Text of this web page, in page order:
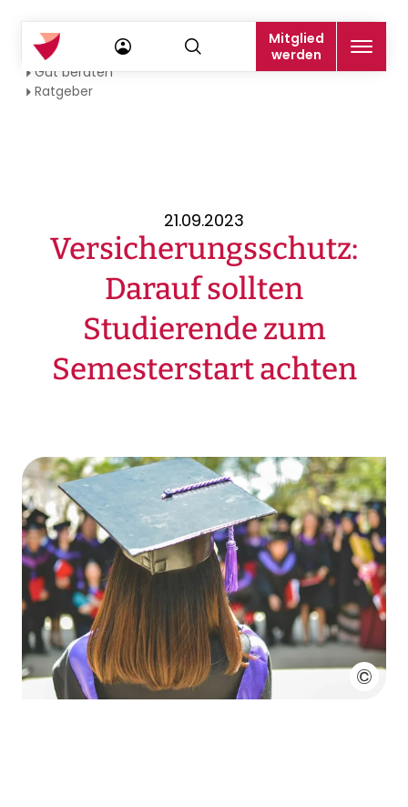
Mitglied
werden
Startseite
Gut beraten
Ratgeber
21.09.2023
Versicherungsschutz:
Darauf sollten
Studierende zum
Semesterstart achten